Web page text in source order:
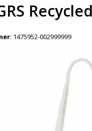
: 1475952-002999999